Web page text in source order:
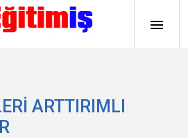
ARTTIRIMLI